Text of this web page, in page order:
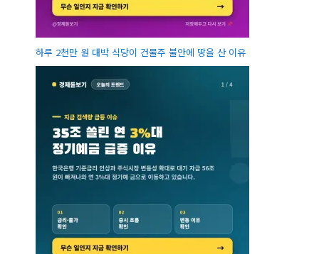
하루 2천만 원 대박 식당이 건물주 불안에 땅을 산 이유